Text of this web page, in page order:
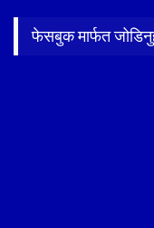
फेसबुक मार्फत